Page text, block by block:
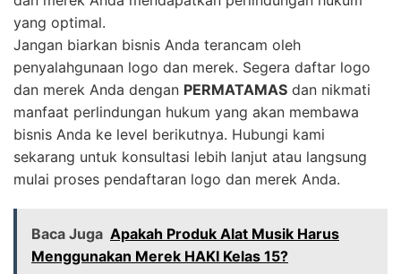
yang optimal.
Jangan biarkan bisnis Anda terancam oleh
penyalahgunaan logo dan merek. Segera daftar logo
dan merek Anda dengan PERMATAMAS dan nikmati
manfaat perlindungan hukum yang akan membawa
bisnis Anda ke level berikutnya. Hubungi kami
sekarang untuk konsultasi lebih lanjut atau langsung
mulai proses pendaftaran logo dan merek Anda.
Baca Juga Apakah Produk Alat Musik Harus
Menggunakan Merek HAKI Kelas 15?